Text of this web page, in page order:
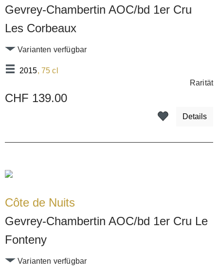
Gevrey-Chambertin AOC/bd 1er Cru
Les Corbeaux
2015, 75 cl
Varianten verfügbar
Rarität
CHF 139.00
Details
Côte de Nuits
Gevrey-Chambertin AOC/bd 1er Cru Le
Fonteny
Varianten verfügbar